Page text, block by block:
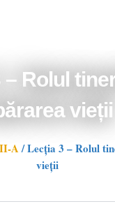
– Rolul
vieții
A/Lecția 3 – Rolul
vieții